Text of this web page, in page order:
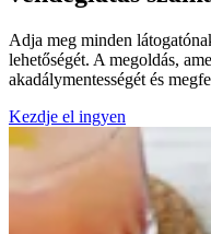
Adja meg minden
lehetőségét. A megoldás,
akadálymentességét és
Kezdje el ingyen